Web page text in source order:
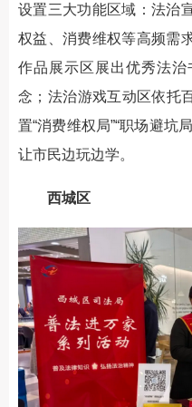
设置三大功能区域：法治
权益、消费维权等高频需
作品展示区展出优秀法
念；法治游戏互动区依托
置“消费维权局”“职场避坑
让市民边玩边学。
西城区